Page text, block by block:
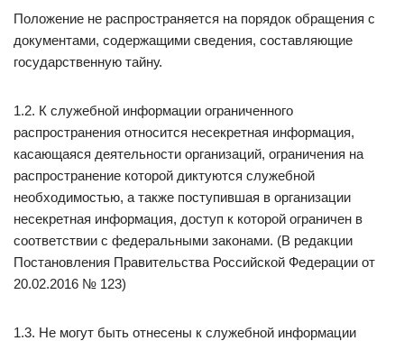
Положение не распространяется на порядок обращения с
документами, содержащими сведения, составляющие
государственную тайну.
1.2. К служебной информации ограниченного
распространения относится несекретная информация,
касающаяся деятельности организаций, ограничения на
распространение которой диктуются служебной
необходимостью, а также поступившая в организации
несекретная информация, доступ к которой ограничен в
соответствии с федеральными законами. (В редакции
Постановления Правительства Российской Федерации от
20.02.2016 № 123)
1.3. Не могут быть отнесены к служебной информации